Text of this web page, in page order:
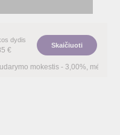
dydis
€
Skaičiuoti
%, mėnesio sutarties mokestis –